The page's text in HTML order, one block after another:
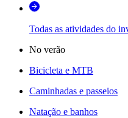
Todas as atividades do
No verão
Bicicleta e MTB
Caminhadas e passeios
Natação e banhos